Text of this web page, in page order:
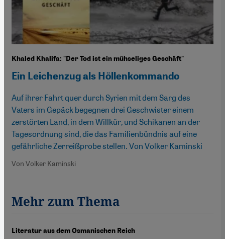
Khaled Khalifa: "Der Tod ist ein mühseliges Geschäft"
Ein Leichenzug als Höllenkommando
Auf ihrer Fahrt quer durch Syrien mit dem Sarg des
Vaters im Gepäck begegnen drei Geschwister einem
zerstörten Land, in dem Willkür, und Schikanen an der
Tagesordnung sind, die das Familienbündnis auf eine
gefährliche Zerreißprobe stellen. Von Volker Kaminski
Von Volker Kaminski
Mehr zum Thema
Literatur aus dem Osmanischen Reich